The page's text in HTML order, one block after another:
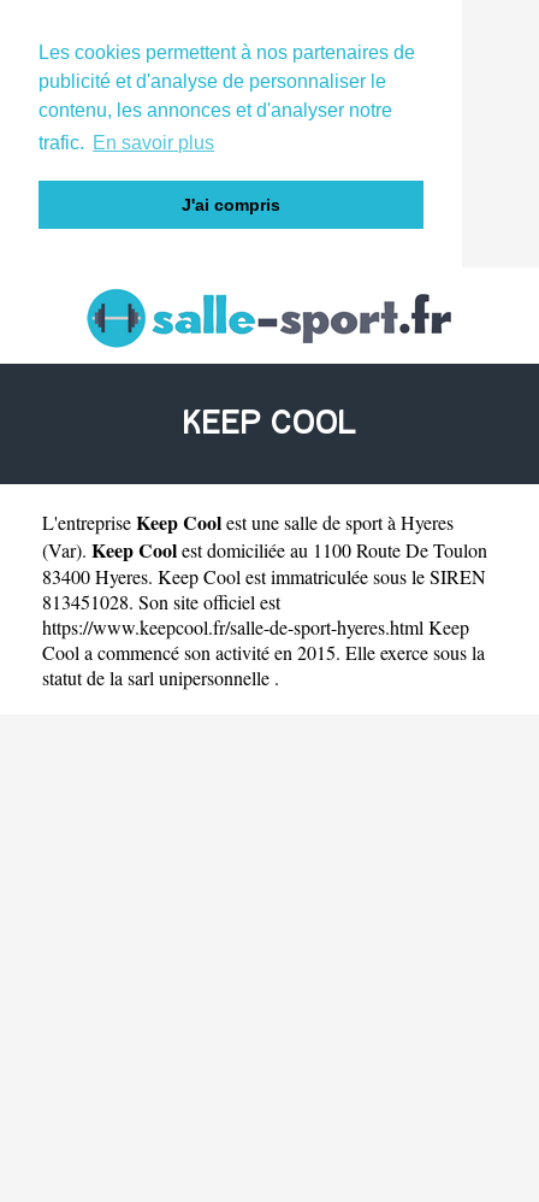
Les cookies permettent à nos partenaires de
publicité et d'analyse de personnaliser le
contenu, les annonces et d'analyser notre
trafic. En savoir plus
J'ai compris
KEEP COOL
L'entrepriseKeep Coolest unesalle de sport à Hyeres
(Var). Keep Coolest domiciliée au 1100 Route De Toulon
83400 Hyeres. Keep Cool est immatriculée sous le SIREN
813451028. Son site officiel est
https://www.keepcool.fr/salle-de-sport-hyeres.html Keep
Cool a commencé son activité en 2015. Elle exerce sous la
statut de la sarl unipersonnelle .